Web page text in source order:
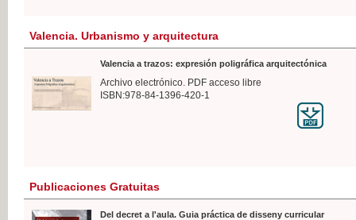
Valencia. Urbanismo y arquitectura
Valencia a trazos: expresión poligráfica arquitectónica
Archivo electrónico. PDF acceso libre
ISBN:978-84-1396-420-1
Publicaciones Gratuitas
Del decret a l'aula. Guia práctica de disseny curricular